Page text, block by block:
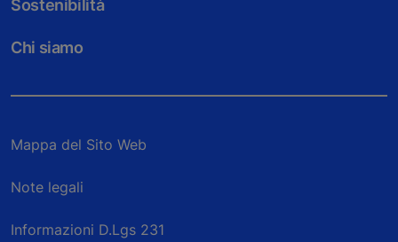
Sostenibilità
Chi siamo
Mappa del Sito Web
Note legali
Informazioni D.Lgs 231